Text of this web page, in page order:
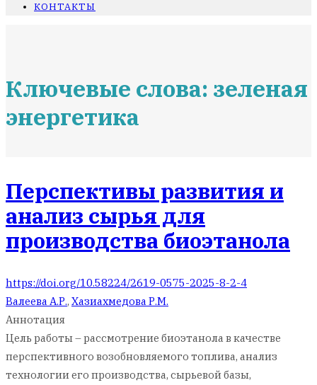
КОНТАКТЫ
Ключевые слова: зеленая
энергетика
Перспективы развития и
анализ сырья для
производства биоэтанола
https://doi.org/10.58224/2619-0575-2025-8-2-4
Валеева А.Р., Хазиахмедова Р.М.
Аннотация
Цель работы – рассмотрение биоэтанола в качестве
перспективного возобновляемого топлива, анализ
технологии его производства, сырьевой базы,